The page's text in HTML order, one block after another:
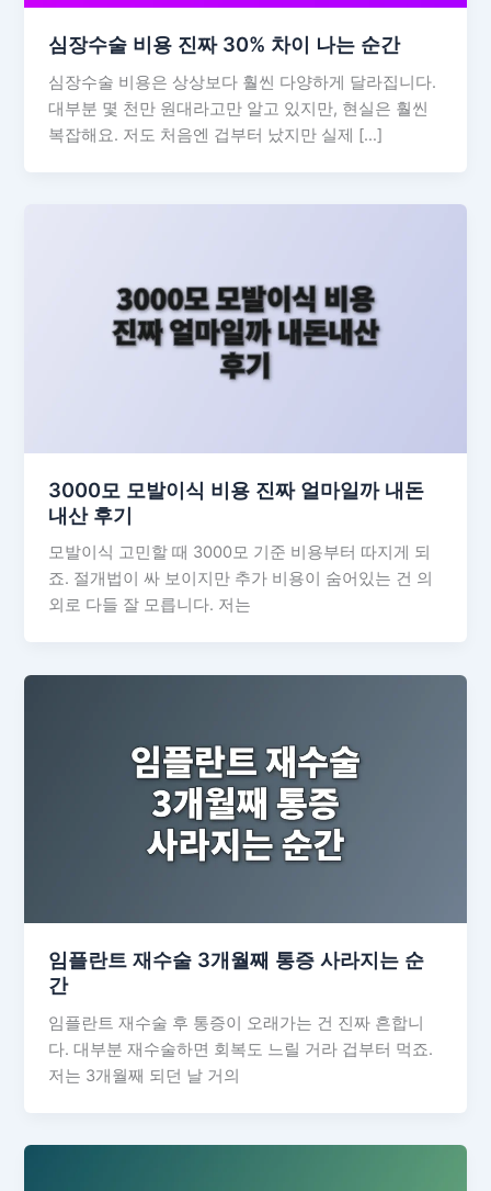
심장수술 비용 진짜 30% 차이 나는 순간
심장수술 비용은 상상보다 훨씬 다양하게 달라집니다.
대부분 몇 천만 원대라고만 알고 있지만, 현실은 훨씬
복잡해요. 저도 처음엔 겁부터 났지만 실제 […]
3000모 모발이식 비용 진짜 얼마일까 내돈
내산 후기
모발이식 고민할 때 3000모 기준 비용부터 따지게 되
죠. 절개법이 싸 보이지만 추가 비용이 숨어있는 건 의
외로 다들 잘 모릅니다. 저는
임플란트 재수술 3개월째 통증 사라지는 순
간
임플란트 재수술 후 통증이 오래가는 건 진짜 흔합니
다. 대부분 재수술하면 회복도 느릴 거라 겁부터 먹죠.
저는 3개월째 되던 날 거의